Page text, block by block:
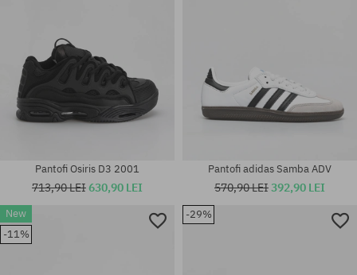
Pantofi Osiris D3 2001
713,90 LEI630,90 LEI
Pantofi adidas Samba ADV
570,90 LEI392,90 LEI
New
-11%
-29%